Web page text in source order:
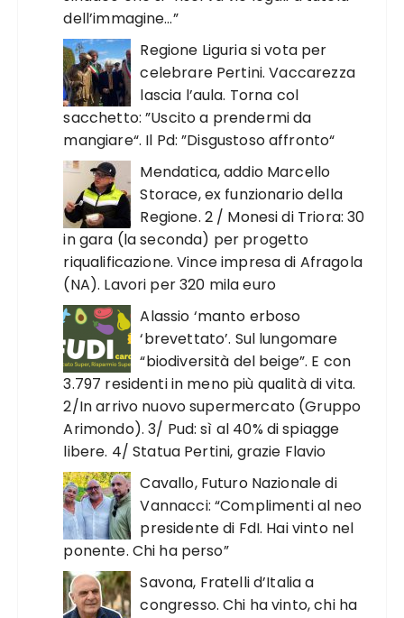
dell’immagine…”
Regione Liguria si vota per
celebrare Pertini. Vaccarezza
lascia l’aula. Torna col
sacchetto: ”Uscito a prendermi da
mangiare“. Il Pd: ”Disgustoso affronto“
Mendatica, addio Marcello
Storace, ex funzionario della
Regione. 2 / Monesi di Triora: 30
in gara (la seconda) per progetto
riqualificazione. Vince impresa di Afragola
(NA). Lavori per 320 mila euro
Alassio ‘manto erboso
‘brevettato’. Sul lungomare
“biodiversità del beige”. E con
3.797 residenti in meno più qualità di vita.
2/In arrivo nuovo supermercato (Gruppo
Arimondo). 3/ Pud: sì al 40% di spiagge
libere. 4/ Statua Pertini, grazie Flavio
Cavallo, Futuro Nazionale di
Vannacci: “Complimenti al neo
presidente di FdI. Hai vinto nel
ponente. Chi ha perso”
Savona, Fratelli d’Italia a
congresso. Chi ha vinto, chi ha